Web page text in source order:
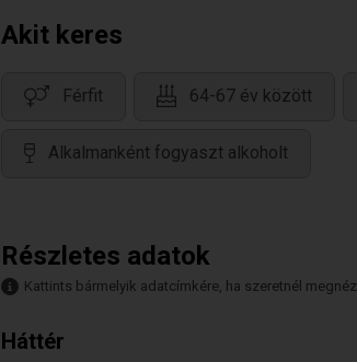
Akit keres
Férfit 64-67 év között
Alkalmanként fogyaszt alkoholt
Részletes adatok
Kattints bármelyik adatcímkére, ha szeretnél
Háttér